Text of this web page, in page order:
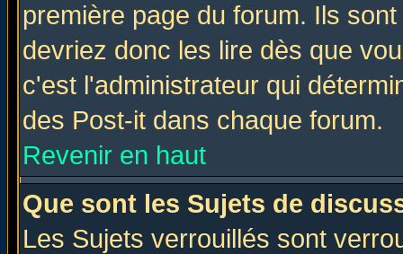
première page du forum. Ils
devriez donc les lire dès que
c'est l'administrateur qui
des Post-it dans chaque forum.
Revenir en haut
Que sont les Sujets de
Les Sujets verrouillés sont